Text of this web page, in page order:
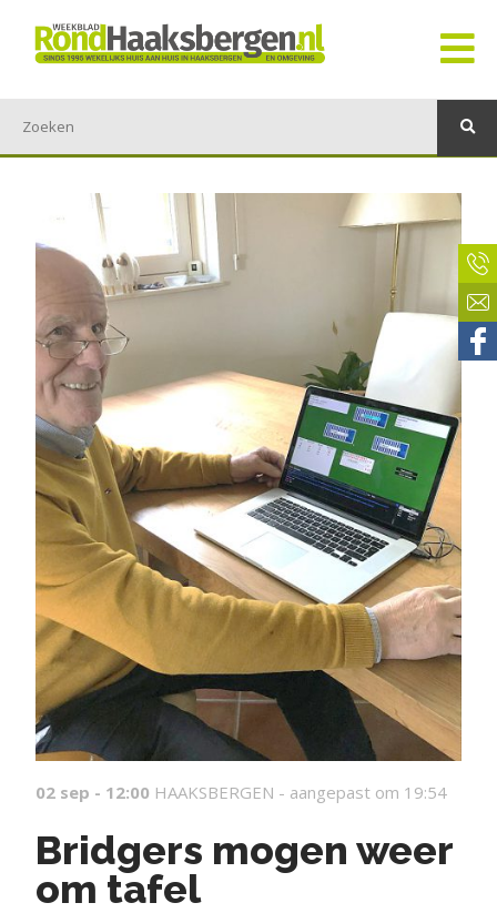
02 sep - 12:00 HAAKSBERGEN - aangepast om 19:54
Bridgers mogen weer
om tafel